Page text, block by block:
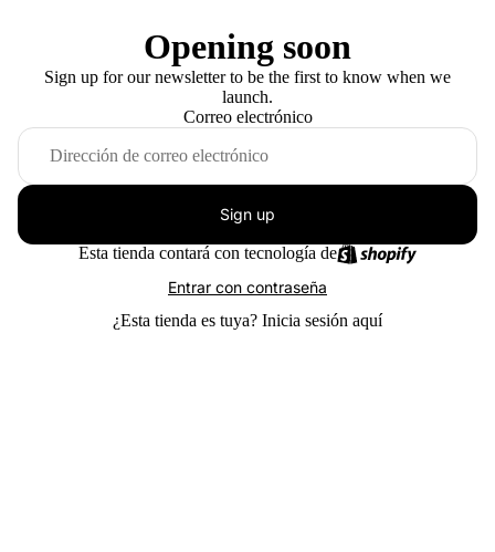
Opening soon
Sign up for our newsletter to be the first to know when we
launch.
Correo electrónico
Sign up
Esta tienda contará con tecnología de
Entrar con contraseña
¿Esta tienda es tuya? Inicia sesión aquí